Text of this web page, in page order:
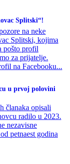
Splitski“!
na neke
Splitski, kojima
pošto profil
za prijatelje.
na Facebooku...
u prvoj polovini
članaka opisali
radilo u 2023.
nezavisne
petnaest godina